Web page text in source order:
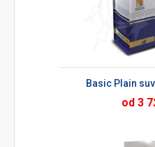
Basic Plain
od 3